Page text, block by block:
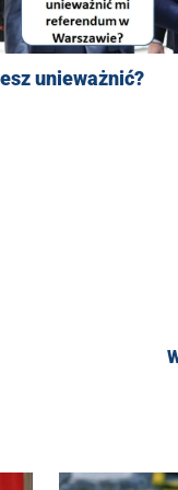
unieważnić?